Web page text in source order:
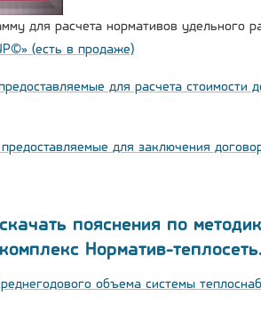
для расчета нормативов удельного
(есть в продаже)
для расчета
для заключения
пояснения по
Норматив-теплосеть.
объема системы